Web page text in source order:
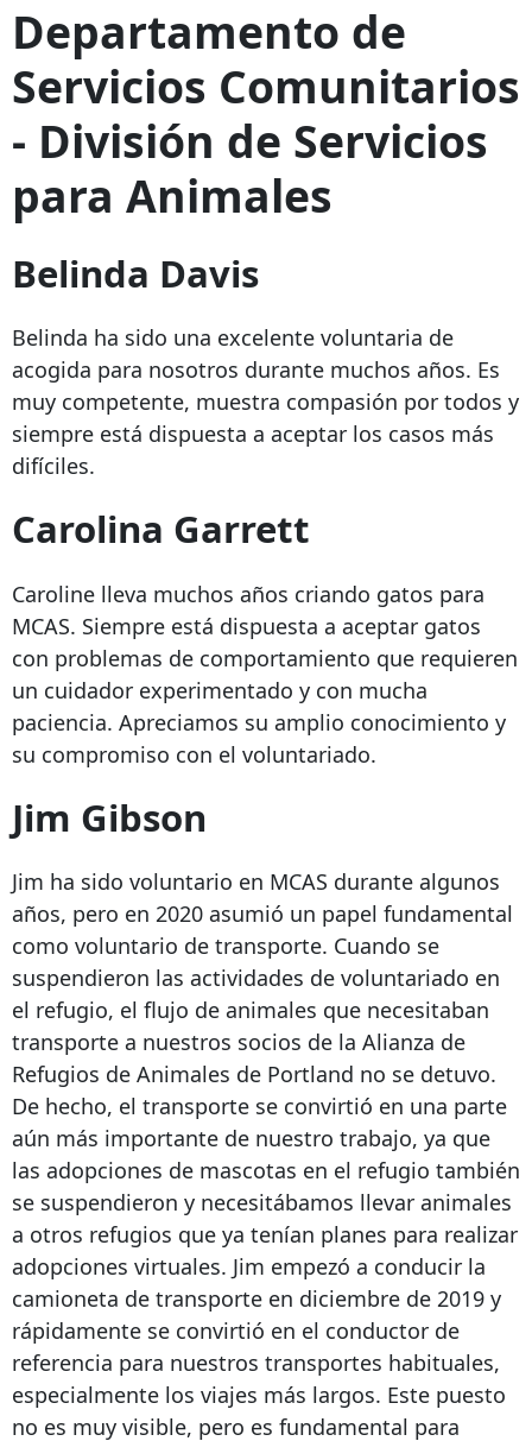
Departamento de
Servicios Comunitarios
- División de Servicios
para Animales
Belinda Davis
Belinda ha sido una excelente voluntaria de
acogida para nosotros durante muchos años. Es
muy competente, muestra compasión por todos y
siempre está dispuesta a aceptar los casos más
difíciles.
Carolina Garrett
Caroline lleva muchos años criando gatos para
MCAS. Siempre está dispuesta a aceptar gatos
con problemas de comportamiento que requieren
un cuidador experimentado y con mucha
paciencia. Apreciamos su amplio conocimiento y
su compromiso con el voluntariado.
Jim Gibson
Jim ha sido voluntario en MCAS durante algunos
años, pero en 2020 asumió un papel fundamental
como voluntario de transporte. Cuando se
suspendieron las actividades de voluntariado en
el refugio, el flujo de animales que necesitaban
transporte a nuestros socios de la Alianza de
Refugios de Animales de Portland no se detuvo.
De hecho, el transporte se convirtió en una parte
aún más importante de nuestro trabajo, ya que
las adopciones de mascotas en el refugio también
se suspendieron y necesitábamos llevar animales
a otros refugios que ya tenían planes para realizar
adopciones virtuales. Jim empezó a conducir la
camioneta de transporte en diciembre de 2019 y
rápidamente se convirtió en el conductor de
referencia para nuestros transportes habituales,
especialmente los viajes más largos. Este puesto
no es muy visible, pero es fundamental para